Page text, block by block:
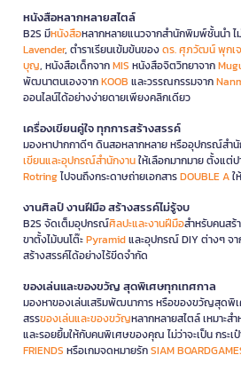
หนังสือหลากหลายสไตล์
B2S มีหนังสือหลากหลายแนวจากสำนักพิมพ์ชั้นนำ ไ
Lavender, ตำราเรียนเข้มข้นของดร. ศุภวัฒน์ พุกเ
บุญ, หนังสือเด็กจากMIS หนังสือจิตวิทยาจาก
พัฒนาตนเองจากKOOB และวรรณกรรมจาก
ออนไลน์ได้อย่างง่ายดายเพียงคลิกเดียว
เครื่องเขียนคู่ใจ ทุกการสร้างสรรค์
มองหาปากกาดีๆ ดินสอหลากหลาย หรืออุปกรณ์สำ
เขียนและอุปกรณ์สำนักงานให้เลือกมากมาย ตั้งแต่
Rotringไปจนถึงกระดาษถ่ายเอกสารDOUBLE Aใ
งานศิลป์ งานฝีมือ สร้างสรรค์ไม่รู้จบ
B2S จัดเต็มอุปกรณ์ศิลปะและงานฝีมือสำหรับคนสร้
ขาตั้งไม้บนโต๊ะPyramidและอุปกรณ์ DIY ต่างๆ จ
สร้างสรรค์ได้อย่างไร้ขีดจำกัด
ของเล่นและของขวัญ สุดพิเศษทุกเทศกาล
มองหาของเล่นเสริมพัฒนาการ หรือของขวัญสุดพิเ
สรรของเล่นและของขวัญหลากหลายสไตล์ เหมาะ
และรอยยิ้มให้กับคนพิเศษของคุณ ไม่ว่าจะเป็น กระ
FRIENDS หรือเกมจดหมายรักSIAM